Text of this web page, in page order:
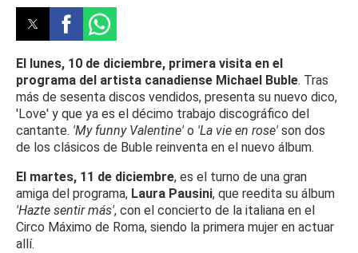
El lunes, 10 de diciembre, primera visita en el
programa del artista canadiense Michael Buble. Tras
más de sesenta discos vendidos, presenta su nuevo dico,
'Love' y que ya es el décimo trabajo discográfico del
cantante. 'My funny Valentine' o 'La vie en rose' son dos
de los clásicos de Buble reinventa en el nuevo álbum.
El martes, 11 de diciembre, es el turno de una gran
amiga del programa, Laura Pausini, que reedita su álbum
'Hazte sentir más', con el concierto de la italiana en el
Circo Máximo de Roma, siendo la primera mujer en actuar
allí.